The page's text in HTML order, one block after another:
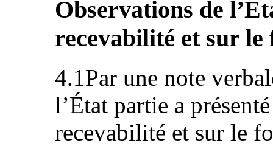
Observations de
recevabilité et sur le
4.1Par une note
l’État partie a
recevabilité et sur le